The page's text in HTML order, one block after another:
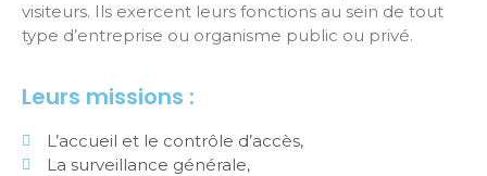
visiteurs. Ils exercent leurs fonctions au sein de tout
type d’entreprise ou organisme public ou privé.
Leurs missions :
L’accueil et le contrôle d’accès,
La surveillance générale,